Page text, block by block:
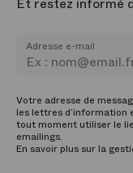
Et restez informé
Adresse e-mail
Votre adresse de
les lettres d’information
tout moment utiliser le
emailings.
En savoir plus sur la